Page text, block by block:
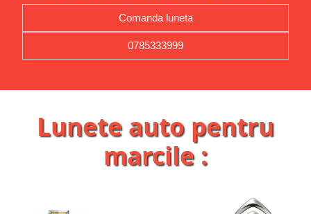
Comanda luneta
0785333999
Lunete auto pentru
marcile :